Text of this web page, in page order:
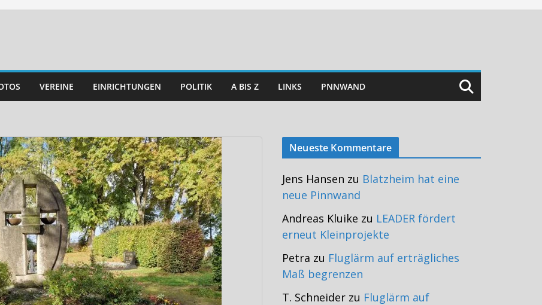
VEREINE EINRICHTUNGEN POLITIK A BIS Z LINKS PNNWAND
Neueste Kommentare
Jens Hansen zu Blatzheim hat eine
neue Pinnwand
Andreas Kluike zu LEADER fördert
erneut Kleinprojekte
Petra zu Fluglärm auf erträgliches
Maß begrenzen
T. Schneider zu Fluglärm auf